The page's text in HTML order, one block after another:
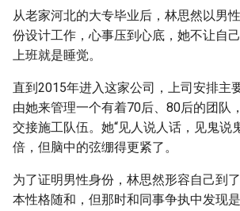
从老家河北的大专毕业后，林思然以男
份设计工作，心事压到心底，她不让自
上班就是睡觉。
直到2015年进入这家公司，上司安排主
由她来管理一个有着70后、80后的团队
交接施工队伍。她“见人说人话，见鬼说
倍，但脑中的弦绷得更紧了。
为了证明男性身份，林思然形容自己到
本性格随和，但那时和同事争执中发现